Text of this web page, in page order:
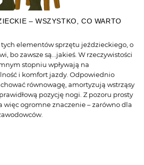
– WSZYSTKO, CO WARTO
elementów sprzętu jeździeckiego, o
bo zawsze są...jakieś. W rzeczywistości
stopniu wpływają na
i komfort jazdy. Odpowiednio
równowagę, amortyzują wstrząsy
pozycję nogi. Z pozoru prosty
ogromne znaczenie – zarówno dla